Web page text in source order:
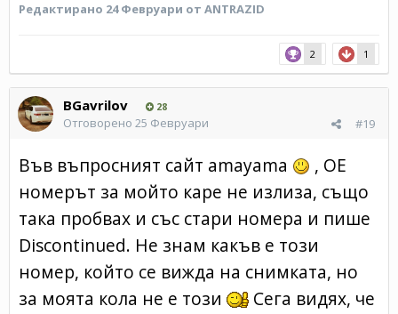
Редактирано 24 Февруари от ANTRAZID
2 1
BGavrilov 28
#19
Отговорено 25 Февруари
Във въпросният сайт amayama
, ОЕ
номерът за мойто каре не излиза, също
така пробвах и със стари номера и пише
Discontinued. Не знам какъв е този
номер, който се вижда на снимката, но
за моята кола не е този
Сега видях, че